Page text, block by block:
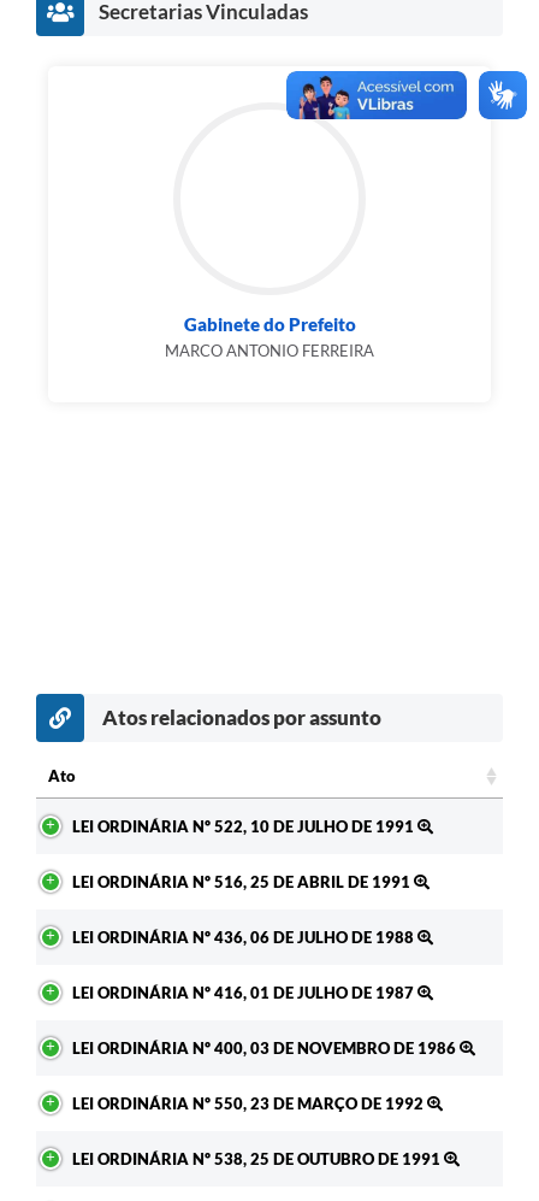
Secretarias Vinculadas
Gabinete do Prefeito
MARCO ANTONIO FERREIRA
Atos relacionados por assunto
Ato
LEI ORDINÁRIA Nº 522, 10 DE JULHO DE 1991
LEI ORDINÁRIA Nº 516, 25 DE ABRIL DE 1991
LEI ORDINÁRIA Nº 436, 06 DE JULHO DE 1988
LEI ORDINÁRIA Nº 416, 01 DE JULHO DE 1987
LEI ORDINÁRIA Nº 400, 03 DE NOVEMBRO DE 1986
LEI ORDINÁRIA Nº 550, 23 DE MARÇO DE 1992
LEI ORDINÁRIA Nº 538, 25 DE OUTUBRO DE 1991